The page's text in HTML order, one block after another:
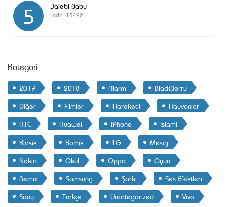
5 Jalebi Baby
İndir: 13492
Kategori
2017 2018 Alarm
BlackBerry
Diğer
Filmler Hareketli
Hayvanlar
HTC
Huawei iPhone
Islami
Klasik
Komik LG
Mesaj
Nokia
Okul Oppo
Oyun
Remix
Samsung Şarkı
Ses Efektleri
Sony
Türkçe Uncategorized Vivo